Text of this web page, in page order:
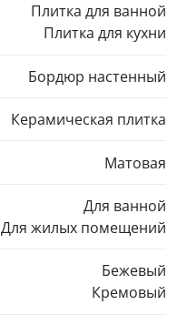
Плитка для ванной
Плитка для кухни
Бордюр настенный
Керамическая плитка
Матовая
Для ванной
Для жилых помещений
Бежевый
Кремовый